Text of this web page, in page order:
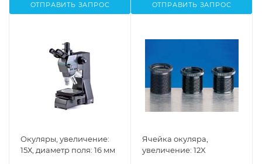
ОТПРАВИТЬ ЗАПРОС ОТПРАВИТЬ ЗАПРОС
Окуляры, увеличение:
15Х, диаметр поля: 16 мм
Ячейка окуляра,
увеличение: 12X